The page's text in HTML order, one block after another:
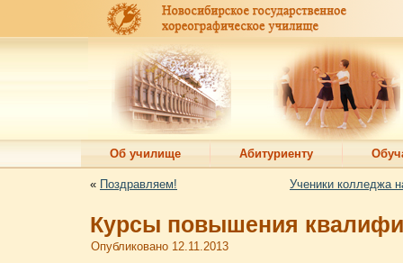
Об училище Абитуриенту
« Поздравляем! Ученики колледжа
Курсы повышения
Опубликовано 12.11.2013